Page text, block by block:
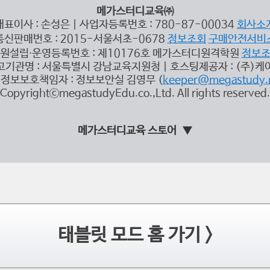
메가스터디교육㈜
표이사 : 손성은 | 사업자등록번호 : 780-87-00034 회사소
신판매번호 : 2015-서울서초-0678 정보조회 구매안전서비
설립∙운영등록번호 : 제10176호 메가스터디원격학원 정보
기관명 : 서울특별시 강남교육지원청 | 호스팅제공자 : (주)케
보보호책임자 : 정보보안실 김영무 (
CopyrightⓒmegastudyEdu.co.,Ltd. All rights reserved.
메가스터디교육 스토어
태블릿 모드 홈 가기 >